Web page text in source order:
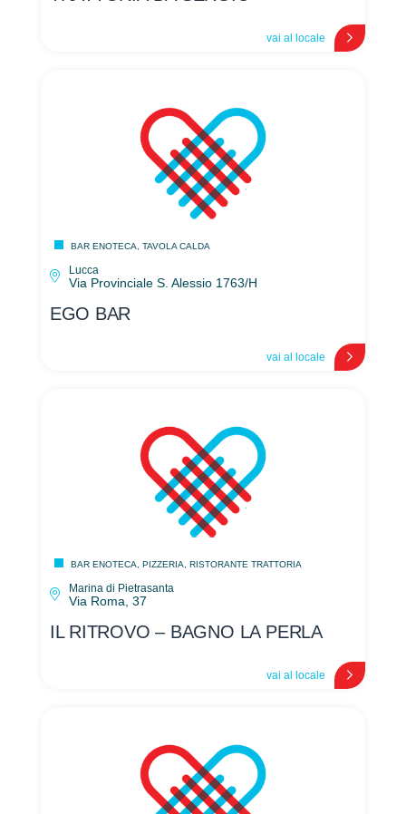
vai al locale
BAR ENOTECA, TAVOLA CALDA
Lucca
Via Provinciale S. Alessio 1763/H
EGO BAR
vai al locale
BAR ENOTECA, PIZZERIA, RISTORANTE TRATTORIA
Marina di Pietrasanta
Via Roma, 37
IL RITROVO – BAGNO LA PERLA
vai al locale